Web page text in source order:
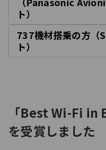
ト）
737機材搭乗の方（
ト）
「Best Wi-Fi in
を受賞しました